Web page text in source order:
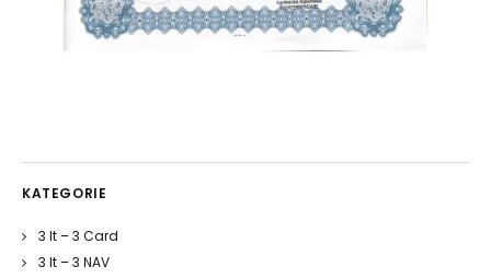
KATEGORIE
3 It – 3 Card
3 It – 3 NAV